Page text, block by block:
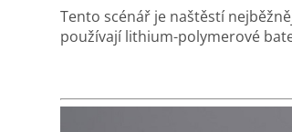
Tento scénář je naštěstí
používají lithium-polymerové